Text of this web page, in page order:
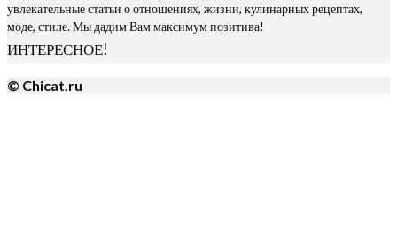
увлекательные статьи о отношениях, жизни, кулинарных рецептах,
моде, стиле. Мы дадим Вам максимум позитива!
ИНТЕРЕСНОЕ!
© Chicat.ru